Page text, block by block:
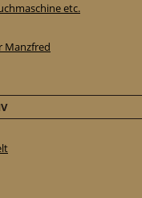
etc.
Manzfred